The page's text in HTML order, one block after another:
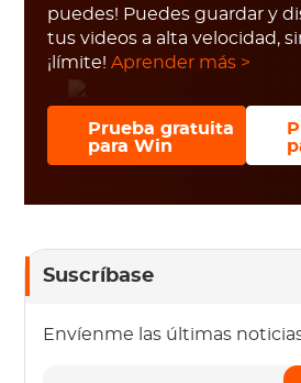
puedes! Puedes guardar y
tus videos a alta velocidad,
¡límite! Aprender más >
Prueba gratuita
para Win
Suscríbase
Envíenme las últimas